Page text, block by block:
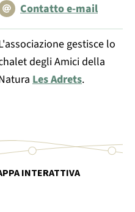
Contatto e-mail
gestisce lo
degli Amici della
Les Adrets.
INTERATTIVA